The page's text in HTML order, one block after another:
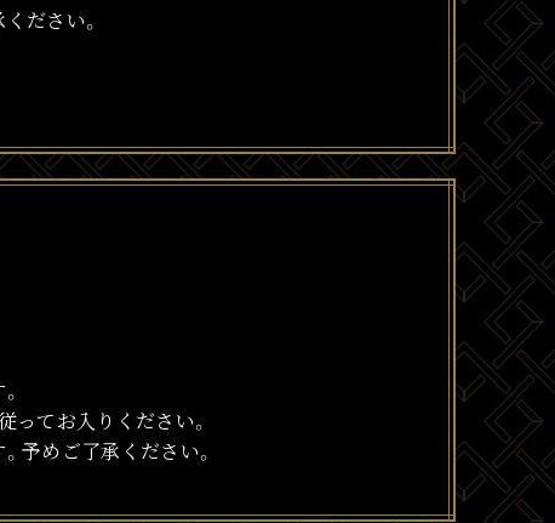
ださい。
てお入りください。
予めご了承ください。